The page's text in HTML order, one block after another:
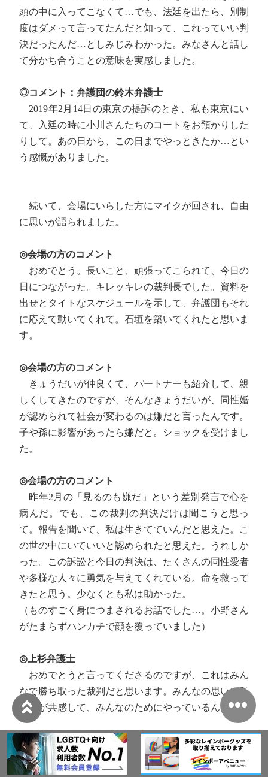
頭の中に入ってこなくて…でも、法廷を出たら、別制
度はダメって言ってたんだと知って、これっていい判
決だったんだ…としみじみわかった。みなさんと話し
て分かち合うことの意味を実感しました。
◎コメント：弁護団の鈴木弁護士
2019年2月14日の東京の提訴のとき、私も東京にい
て、入廷の時に小川さんたちのコートをお預かりした
りして。あの日から、この日までやっときたか…とい
う感慨がありました。
続いて、会場にいらした方にマイクが回され、自由
に思いが語られました。
◎会場の方のコメント
おめでとう。長いこと、頑張ってこられて、今日の
日につながった。キレッキレの裁判長でした。資料を
出せとタイトなスケジュールを示して、弁護団もそれ
に応えて動いてくれて。石垣を築いてくれたと思いま
す。
◎会場の方のコメント
きょうだいが仲良くて、パートナーも紹介して、親
しくしてきたのですが、そんなきょうだいが、同性婚
が認められて社会が変わるのは嫌だと言ったんです。
子や孫に影響があったら嫌だと。ショックを受けまし
た。
◎会場の方のコメント
昨年2月の「見るのも嫌だ」という差別発言で心を
病んだ。でも、この裁判の判決だけは聞こうと思っ
て。報告を聞いて、私は生きてていんだと思えた。こ
の世の中にいていいと認められたと思えた。うれしか
った。この訴訟と今日の判決は、たくさんの同性愛者
や多様な人々に勇気を与えてくれている。命を救って
きたと思う。少なくとも私は助かった。
（ものすごく身につまされるお話でした…。小野さん
がたまらずハンカチで顔を覆っていました）
◎上杉弁護士
おめでとうと言ってくださるのですが、これはみん
なで勝ち取った裁判だと思います。みんなの思いに私
たちが共感して、みんなのためにやっているんです。
◎会場の方のコメント
大阪の判決で傷ついた。当時は当事者だと気づいた
ばかりで、本当に、心に痛かった。上京して、「結婚